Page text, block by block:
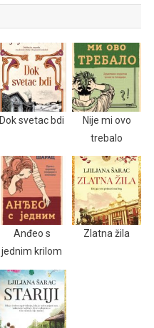
Dok svetac bdi
Nije mi ovo
trebalo
Anđeo s
jednim krilom
Zlatna žila